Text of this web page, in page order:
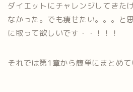
ダイエットにチャレンジしてきた
なかった。でも痩せたい。。。と
に取って欲しいです・・！！！
それでは第1章から簡単にまとめ